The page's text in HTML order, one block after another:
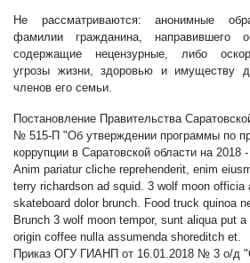
Не рассматриваются: анонимные
фамилии гражданина, направившего
содержащие нецензурные, либо
угрозы жизни, здоровью и имуществу
членов его семьи.
Постановление Правительства
№ 515-П "Об утверждении программы по
коррупции в Саратовской области на 2018
Anim pariatur cliche reprehenderit, enim
terry richardson ad squid. 3 wolf moon officia
skateboard dolor brunch. Food truck quinoa
Brunch 3 wolf moon tempor, sunt aliqua put
origin coffee nulla assumenda shoreditch et.
Приказ ОГУ ГИАНП от 16.01.2018 № 3 о/д